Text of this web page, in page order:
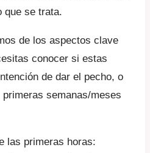
que se trata.
de los aspectos clave
conocer si estas
de dar el pecho, o
semanas/meses
primeras horas: